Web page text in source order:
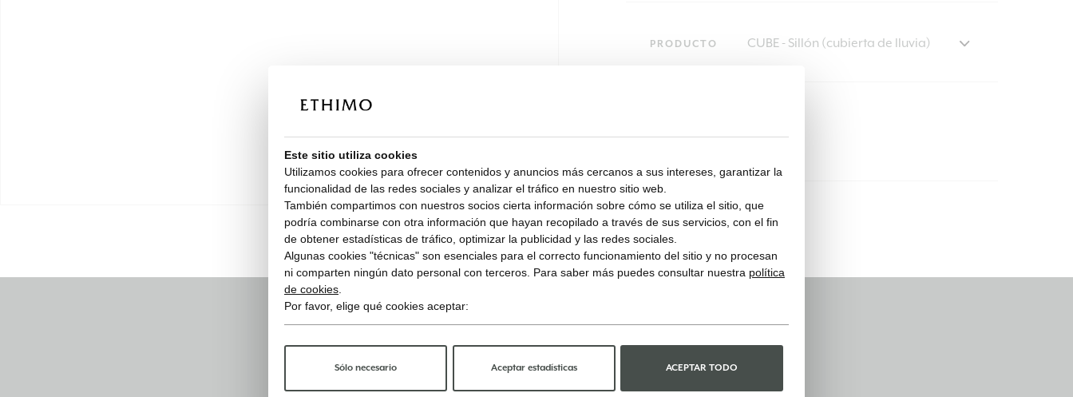
Este sitio utiliza cookies
Utilizamos cookies para ofrecer contenidos y anuncios más cercanos a sus intereses, garantizar la
funcionalidad de las redes sociales y analizar el tráfico en nuestro sitio web.
También compartimos con nuestros socios cierta información sobre cómo se utiliza el sitio, que
podría combinarse con otra información que hayan recopilado a través de sus servicios, con el fin
de obtener estadísticas de tráfico, optimizar la publicidad y las redes sociales.
Algunas cookies "técnicas" son esenciales para el correcto funcionamiento del sitio y no procesan
ni comparten ningún dato personal con terceros. Para saber más puedes consultar nuestra política
de cookies
Por favor, elige qué cookies aceptar:
Sólo necesario Aceptar estadísticas ACEPTAR TODO
PRODUCTO
Mantente informado